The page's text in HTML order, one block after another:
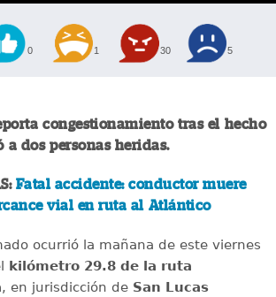
0 1 30 5
congestionamiento tras el hecho
a dos personas heridas.
Fatal accidente: conductor muere
vial en ruta al Atlántico
ocurrió la mañana de este viernes
kilómetro 29.8 de la ruta
, en jurisdicción de San Lucas